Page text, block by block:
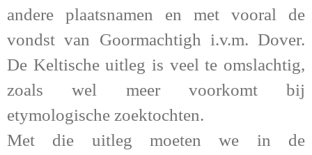
andere plaatsnamen en met vooral de
vondst van Goormachtigh i.v.m. Dover.
De Keltische uitleg is veel te omslachtig,
zoals wel meer voorkomt bij
etymologische zoektochten.
Met die uitleg moeten we in de